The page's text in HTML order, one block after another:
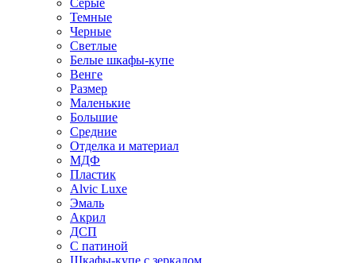
Серые
Темные
Черные
Светлые
Белые шкафы-купе
Венге
Размер
Маленькие
Большие
Средние
Отделка и материал
МДФ
Пластик
Alvic Luxe
Эмаль
Акрил
ДСП
С патиной
Шкафы-купе с зеркалом